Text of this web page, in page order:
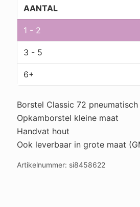
AANTAL
1 - 2
3 - 5
6+
Borstel Classic 72
Opkamborstel kleine maat
Handvat hout
Ook leverbaar in grote maat
Artikelnummer: si8458622